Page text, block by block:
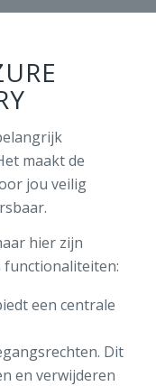
maakt de
jou veilig
hier zijn
functionaliteiten:
een centrale
Dit
en verwijderen